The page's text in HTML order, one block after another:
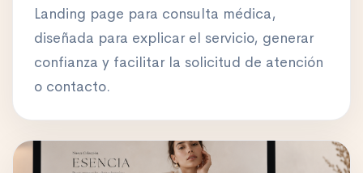
Landing page para consulta médica,
diseñada para explicar el servicio, generar
confianza y facilitar la solicitud de atención
o contacto.